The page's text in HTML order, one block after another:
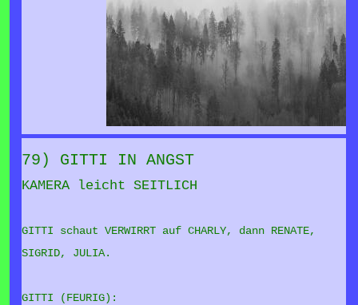
79) GITTI IN ANGST
KAMERA leicht SEITLICH
GITTI schaut VERWIRRT auf CHARLY, dann RENATE,
SIGRID, JULIA.
GITTI (FEURIG):